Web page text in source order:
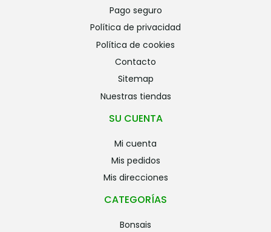
pago seguro
política de privacidad
política de cookies
contacto
sitemap
nuestras tiendas
SU CUENTA
mi cuenta
mis pedidos
mis direcciones
CATEGORÍAS
bonsais